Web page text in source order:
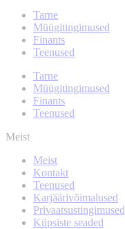
Tarne
Müügitingimused
Finants
Teenused
Tarne
Müügitingimused
Finants
Teenused
Meist
Meist
Kontakt
Teenused
Karjäärivõimalused
Privaatsustingimused
Küpsiste seaded